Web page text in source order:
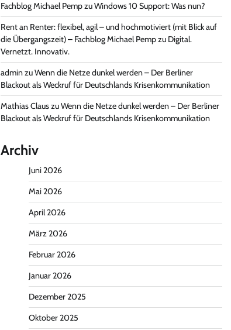
Fachblog Michael PempzuWindows 10 Support: Was nun?
Rent an Renter: flexibel, agil – und hochmotiviert (mit Blick auf
die Übergangszeit) – Fachblog Michael Pempzu Digital.
Vernetzt. Innovativ.
adminzuWenn die Netze dunkel werden – Der Berliner
Blackout als Weckruf für Deutschlands Krisenkommunikation
Mathias ClauszuWenn die Netze dunkel werden – Der Berliner
Blackout als Weckruf für Deutschlands Krisenkommunikation
Archiv
Juni 2026
Mai 2026
April 2026
März 2026
Februar 2026
Januar 2026
Dezember 2025
Oktober 2025